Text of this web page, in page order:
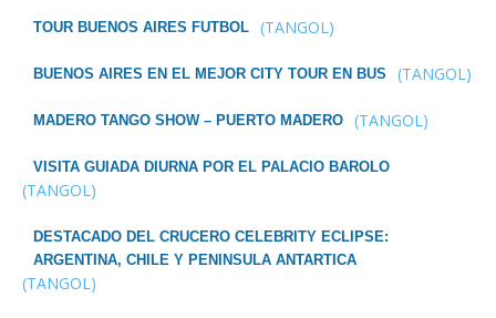
TOUR BUENOS AIRES FUTBOL (TANGOL)
BUENOS AIRES EN EL MEJOR CITY TOUR EN BUS (TANGOL)
MADERO TANGO SHOW – PUERTO MADERO (TANGOL)
VISITA GUIADA DIURNA POR EL PALACIO BAROLO
(TANGOL)
DESTACADO DEL CRUCERO CELEBRITY ECLIPSE:
ARGENTINA, CHILE Y PENINSULA ANTARTICA
(TANGOL)